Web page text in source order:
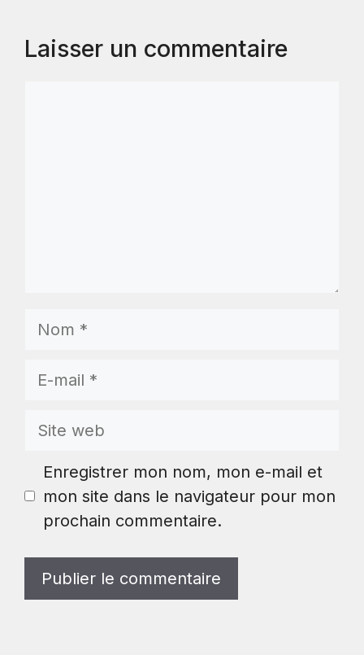
Laisser un commentaire
Nom
E-
Site
Enregistrer mon nom, mon e-mail et
mon site dans le navigateur pour mon
prochain commentaire.